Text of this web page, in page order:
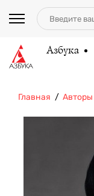
Азбука
Главная Авторы